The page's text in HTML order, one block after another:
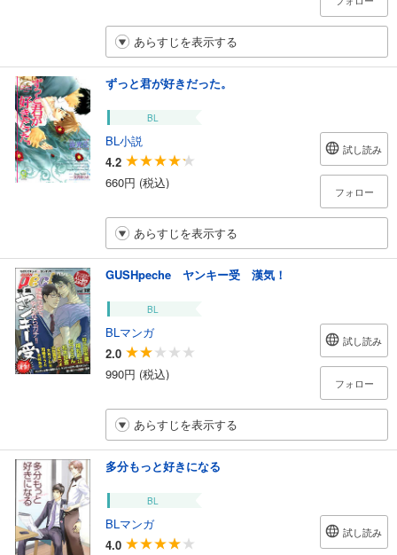
あらすじを表示する
ずっと君が好きだった。
BL
BL小説
4.2
660円 (税込)
試し読み
フォロー
あらすじを表示する
GUSHpeche ヤンキー受 漢気！
BL
BLマンガ
2.0
990円 (税込)
試し読み
フォロー
あらすじを表示する
多分もっと好きになる
BL
BLマンガ
4.0
試し読み